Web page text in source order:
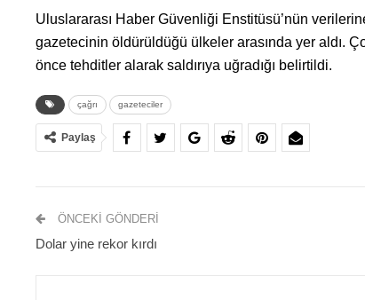
Uluslararası Haber Güvenliği Enstitüsü’nün
gazetecinin öldürüldüğü ülkeler arasında yer aldı.
önce tehditler alarak saldırıya uğradığı belirtildi.
çağrı gazeteciler
Paylaş
ÖNCEKI GÖNDERI
Dolar yine rekor kırdı